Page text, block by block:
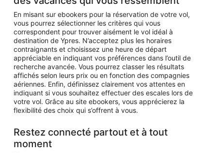
En misant sur ebookers pour la réservation de votre vol,
vous pourrez sélectionner les critères qui vous
correspondent pour trouver aisément le vol idéal à
destination de Ypres. N’acceptez plus les horaires
contraignants et choisissez une heure de départ
appréciable en indiquant vos préférences dans l’outil de
recherche avancée. Vous pourrez classer les résultats
affichés selon leurs prix ou en fonction des compagnies
aériennes. Enfin, définissez clairement vos attentes en
indiquant si vous souhaitez effectuer des escales lors de
votre vol. Grâce au site ebookers, vous apprécierez la
flexibilité des choix qui s’offrent à vous.
Restez connecté partout et à tout
moment